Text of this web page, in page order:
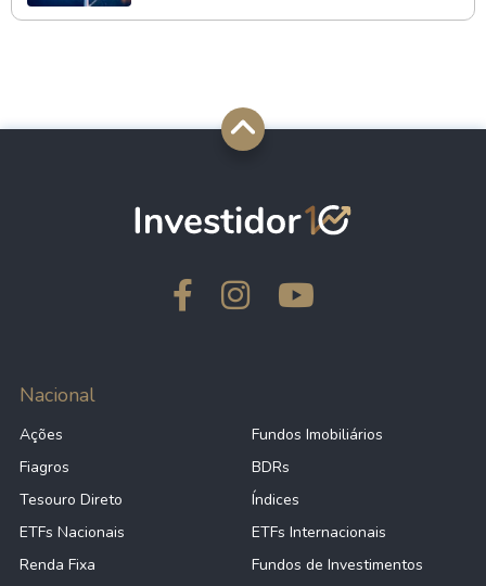
Nacional
Ações
Fundos Imobiliários
Fiagros
BDRs
Tesouro Direto
Índices
ETFs Nacionais
ETFs Internacionais
Renda Fixa
Fundos de Investimentos